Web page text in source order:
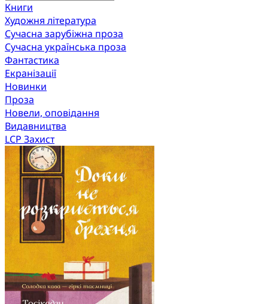
Книги
Художня література
Сучасна зарубіжна проза
Сучасна українська проза
Фантастика
Екранізації
Новинки
Проза
Новели, оповідання
Видавництва
LCP Захист